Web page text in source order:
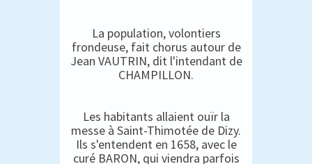
La population, volontiers
frondeuse, fait chorus autour de
Jean VAUTRIN, dit l'intendant de
CHAMPILLON.
Les habitants allaient ouïr la
messe à Saint-Thimotée de Dizy.
Ils s'entendent en 1658, avec le
curé BARON, qui viendra parfois